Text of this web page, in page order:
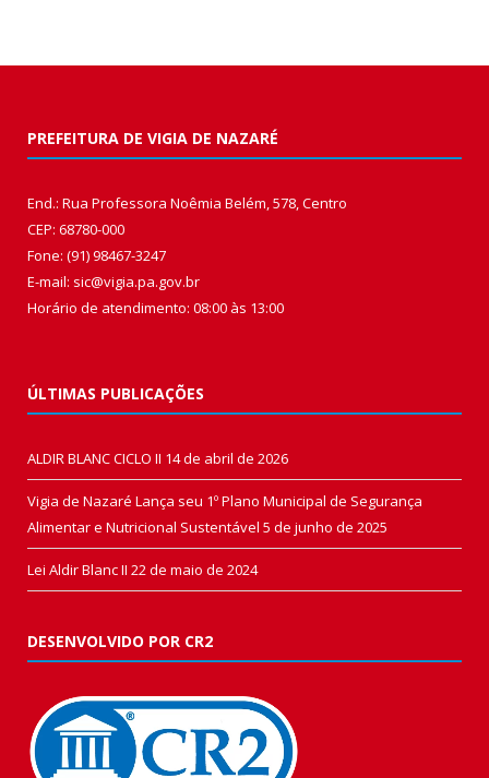
PREFEITURA DE VIGIA DE NAZARÉ
End.: Rua Professora Noêmia Belém, 578, Centro
CEP: 68780-000
Fone: (91) 98467-3247
E-mail: sic@vigia.pa.gov.br
Horário de atendimento: 08:00 às 13:00
ÚLTIMAS PUBLICAÇÕES
ALDIR BLANC CICLO II 14 de abril de 2026
Vigia de Nazaré Lança seu 1º Plano Municipal de Segurança
Alimentar e Nutricional Sustentável 5 de junho de 2025
Lei Aldir Blanc II 22 de maio de 2024
DESENVOLVIDO POR CR2